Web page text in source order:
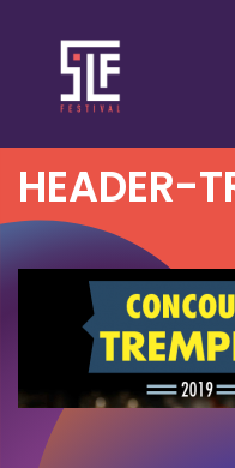
HEADER-